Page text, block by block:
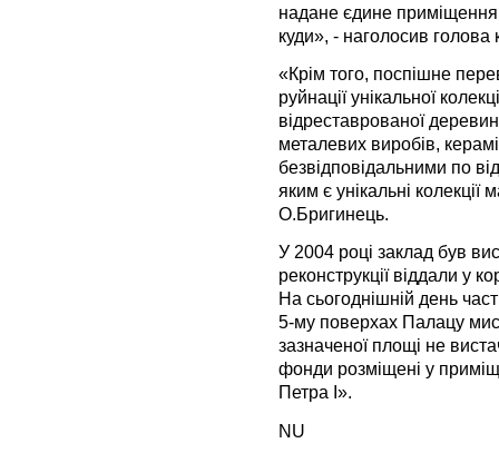
надане єдине
куди», - наголосив голова
«Крім того, поспішне
руйнації унікальної
відреставрованої
металевих виробів,
безвідповідальними по
яким є унікальні колекції
О.Бригинець.
У 2004 році заклад був
реконструкції віддали у
На сьогоднішній день
5-му поверхах Палацу
зазначеної площі не
фонди розміщені у
Петра I».
NU